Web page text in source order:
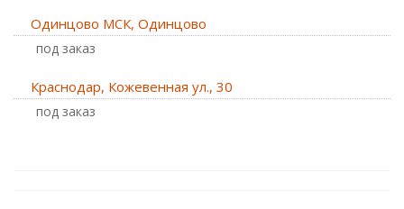
Одинцово МСК, Одинцово
Под заказ
Краснодар, Кожевенная ул., 30
Под заказ